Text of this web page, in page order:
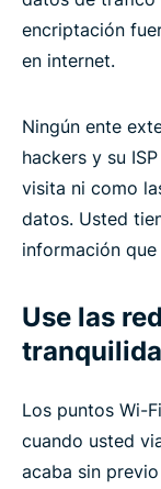
encriptación
en internet.
Ningún ente
hackers y su
visita ni como
datos. Usted
información
Use las
Los puntos Wi-
cuando usted
acaba sin